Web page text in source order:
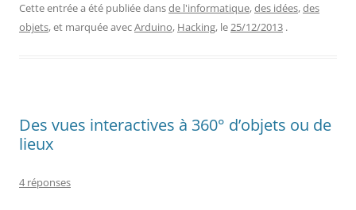
Cette entrée a été publiée dansde l'informatique,des idées,des
objets, et marquée avecArduino, Hacking, le25/12/2013 .
Des vues interactives à 360° d’objets ou de
lieux
4 réponses